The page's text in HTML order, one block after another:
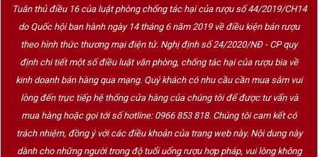
tạo ra Champagne, nhưng Dom Pérignon là người:
Hoàn thiện kỹ thuật pha trộn nho (assemblage)để tạo ra
Phát triển quy trình lên men trong chai và dùng nút bần (cork)
thay cho nút gỗ
Góp phần định hình phong cách Champagne mà chúng ta biết
đến ngày nay
Tuân thủ điều 16 của luật phòng chống tác hại của rượu số 44/2019/CH14
do Quốc hội ban hành ngày 14 tháng 6 năm 2019 về điều kiện bán rượu
theo hình thức thương mại điện tử. Nghị định số 24/2020/NĐ - CP quy
định chi tiết một số điều luật văn phòng, chống tác hại của rượu bia về
kinh doanh bán hàng qua mạng. Quý khách có nhu cầu cần mua sắm vui
lòng đến trực tiếp hệ thống cửa hàng của chúng tôi để được tư vấn và
mua hàng hoặc gọi tới số hotline: 0966 853 818. Chúng tôi cam kết có
trách nhiệm, đồng ý với các điều khoản của trang web này. Nội dung này
dành cho những người trong độ tuổi uống rượu hợp pháp, vui lòng không